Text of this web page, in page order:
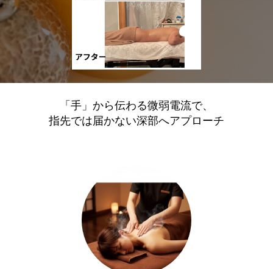
「手」から伝わる微弱電流で、
指先では届かない深部へアプローチ